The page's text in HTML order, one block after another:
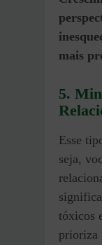
mais
5.
Esse
seja,
tóxicos
prioriza